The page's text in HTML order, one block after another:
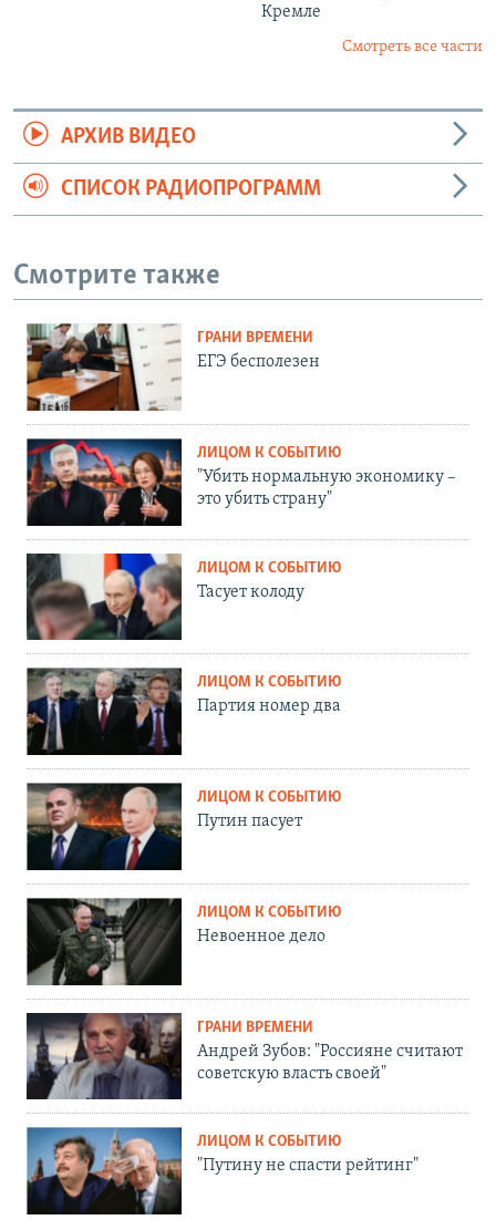
Кремле
Смотреть все части
АРХИВ ВИДЕО
СПИСОК РАДИОПРОГРАММ
Смотрите также
ГРАНИ ВРЕМЕНИ
ЕГЭ бесполезен
ЛИЦОМ К СОБЫТИЮ
"Убить нормальную экономику –
это убить страну"
ЛИЦОМ К СОБЫТИЮ
Тасует колоду
ЛИЦОМ К СОБЫТИЮ
Партия номер два
ЛИЦОМ К СОБЫТИЮ
Путин пасует
ЛИЦОМ К СОБЫТИЮ
Невоенное дело
ГРАНИ ВРЕМЕНИ
Андрей Зубов: "Россияне считают
советскую власть своей"
ЛИЦОМ К СОБЫТИЮ
"Путину не спасти рейтинг"